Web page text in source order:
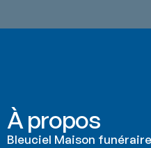
À propos
Bleuciel Maison funéraire